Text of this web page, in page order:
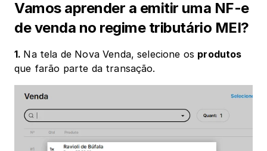
Vamos aprender a emitir uma NF-e
de venda no regime tributário MEI?
1. Na tela de Nova Venda, selecione os produtos
que farão parte da transação.